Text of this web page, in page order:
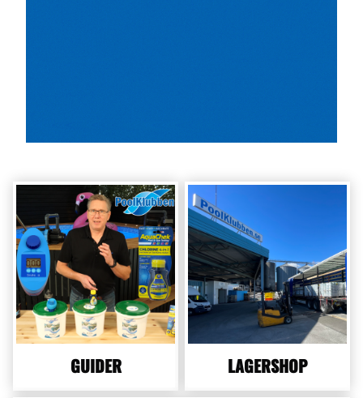
GUIDER LAGERSHOP